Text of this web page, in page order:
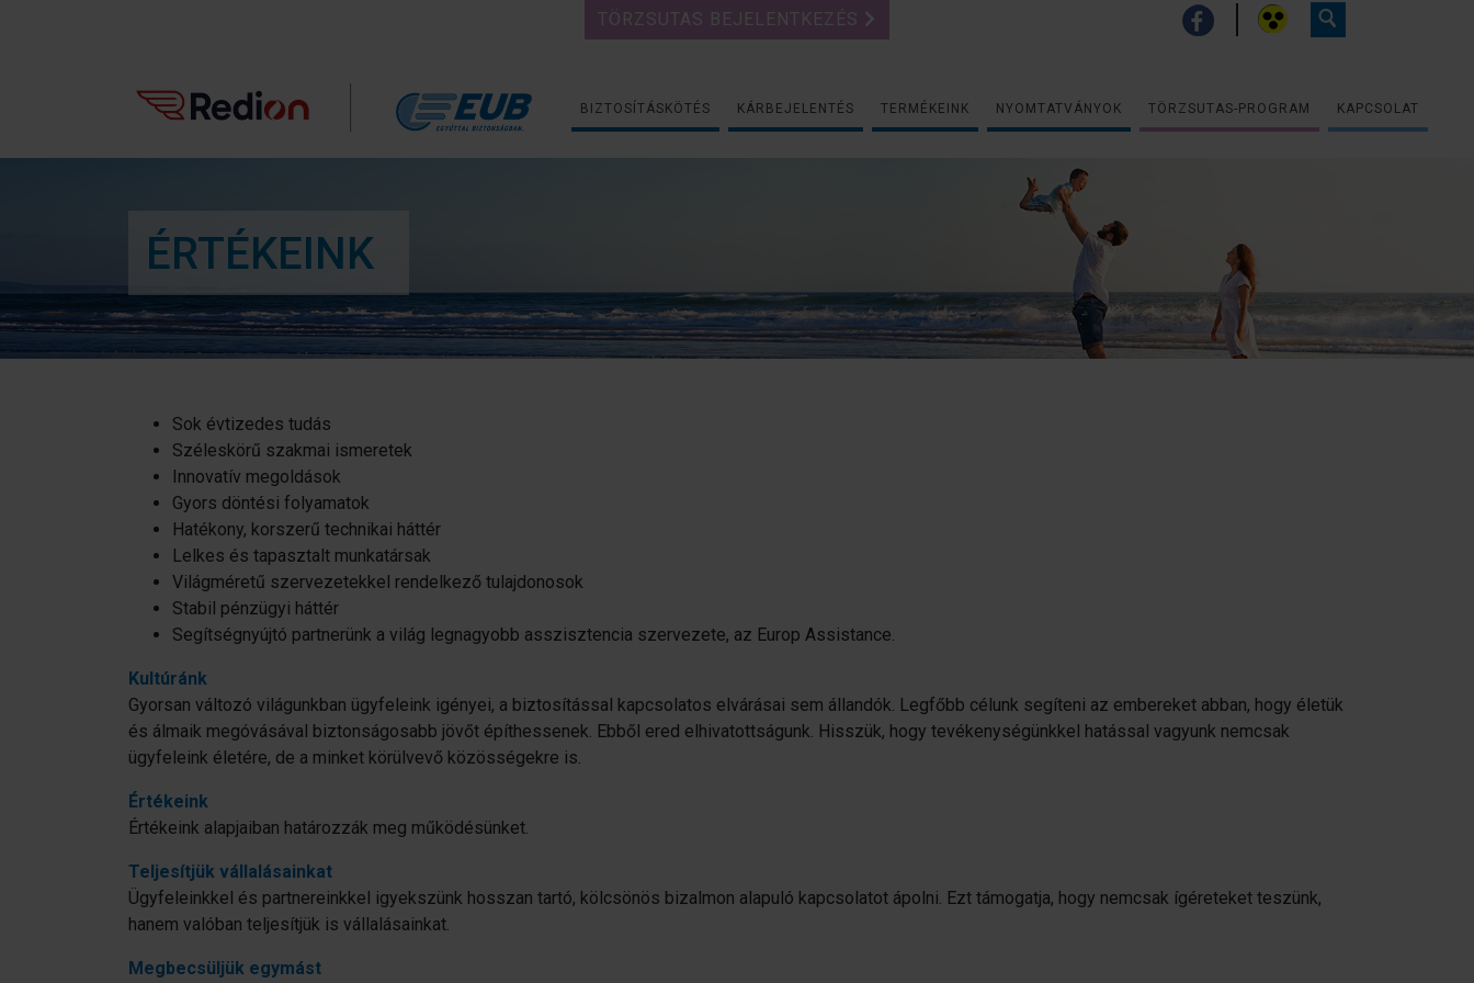
TÖRZSUTAS BEJELENTKEZÉS
BIZTOSÍTÁSKÖTÉS KÁRBEJELENTÉS TERMÉKEINK NYOMTATVÁNYOK TÖRZSUTAS-PROGRAM KAPCSOLAT
ÉRTÉKEINK
Sok évtizedes tudás
Széleskörű szakmai ismeretek
Innovatív megoldások
Gyors döntési folyamatok
Hatékony, korszerű technikai háttér
Lelkes és tapasztalt munkatársak
Világméretű szervezetekkel rendelkező tulajdonosok
Stabil pénzügyi háttér
Segítségnyújtó partnerünk a világ legnagyobb asszisztencia szervezete, az Europ Assistance.
Kultúránk
Gyorsan változó világunkban ügyfeleink igényei, a biztosítással kapcsolatos elvárásai sem állandók. Legfőbb célunk segíteni az embereket abban, hogy életük
és álmaik megóvásával biztonságosabb jövőt építhessenek. Ebből ered elhivatottságunk. Hisszük, hogy tevékenységünkkel hatással vagyunk nemcsak
ügyfeleink életére, de a minket körülvevő közösségekre is.
Értékeink
Értékeink alapjaiban határozzák meg működésünket.
Teljesítjük vállalásainkat
Ügyfeleinkkel és partnereinkkel igyekszünk hosszan tartó, kölcsönös bizalmon alapuló kapcsolatot ápolni. Ezt támogatja, hogy nemcsak ígéreteket teszünk,
hanem valóban teljesítjük is vállalásainkat.
Megbecsüljük egymást